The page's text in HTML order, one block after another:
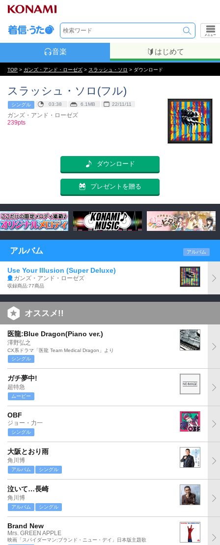
メニュー
音楽 はじめて
TOP > ガンズ・アンド・ローゼズ > スラッシュ・ソロ > ダウンロード
スラッシュ・ソロ(フル)
シングル 03:38 6.1MB 22/11/11
ガンズ・アンド・ローゼズ
239pts
ダウンロード
プレゼントを贈る
アルバム アルバム
Use Your Illusion (Super Deluxe)
ガンズ・アンド・ローゼズ
収録商品:77商品
オススメ!!
医龍:Blue Dragon(Piano ver.)
澤野弘之
CX系ドラマ「医龍 Team Medical Dragon」より
シングル
ガチ夢中!
超特急
ムービー
OBF
ジョー・力一
シングル
大阪とおり雨
角川博
アルバム シングル
泣いて…長崎
角川博
アルバム シングル
Brand New
Mrs. GREEN APPLE
映画「スパイダーマン:ブランド・ニュー・デイ」日本版主題歌